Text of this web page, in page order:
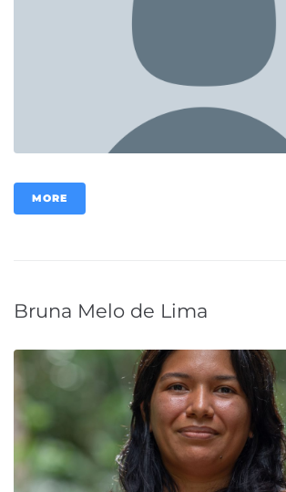
MORE
Bruna Melo de Lima